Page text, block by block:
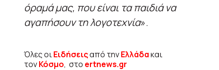
όραμά μας, που είναι τα παιδιά να
αγαπήσουν τη λογοτεχνία».
Όλες οιΕιδήσειςαπό τηνΕλλάδακαι
τονΚόσμο, στο ertnews.gr